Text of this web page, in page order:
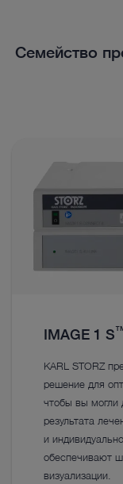
Семейство
IMAGE 1 S
KARL STORZ
решение для
чтобы вы могли
результата
и
обеспечивают
визуализации.